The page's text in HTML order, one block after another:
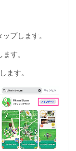
プします。
す。
ます。